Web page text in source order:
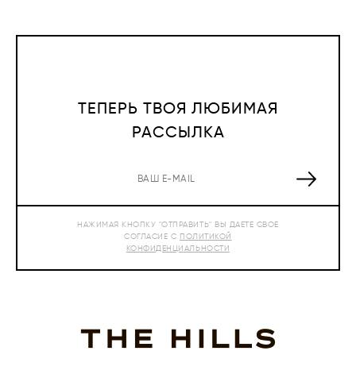
ТЕПЕРЬ ТВОЯ ЛЮБИМАЯ
РАССЫЛКА
НАЖИМАЯ КНОПКУ "ОТПРАВИТЬ" ВЫ ДАЕТЕ СВОЕ
СОГЛАСИЕ С ПОЛИТИКОЙ
КОНФИДЕНЦИАЛЬНОСТИ